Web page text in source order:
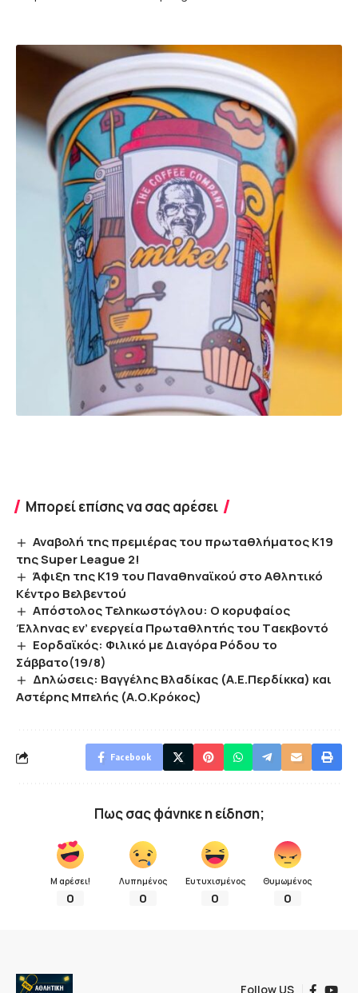
Μπορεί επίσης να σας αρέσει
Αναβολή της πρεμιέρας του πρωταθλήματος Κ19
της Super League 2!
Άφιξη της Κ19 του Παναθηναϊκού στο Αθλητικό
Κέντρο Βελβεντού
Απόστολος Τεληκωστόγλου: Ο κορυφαίος
Έλληνας εν’ ενεργεία Πρωταθλητής του Tαεκβοντό
Eορδαϊκός: Φιλικό με Διαγόρα Ρόδου το
Σάββατο(19/8)
Δηλώσεις: Βαγγέλης Βλαδίκας (Α.Ε.Περδίκκα) και
Αστέρης Μπελής (Α.Ο.Κρόκος)
Facebook
Πως σας φάνηκε η είδηση;
Μ αρέσει!
0
Λυπημένος
0
Ευτυχισμένος
0
Θυμωμένος
0
Follow US